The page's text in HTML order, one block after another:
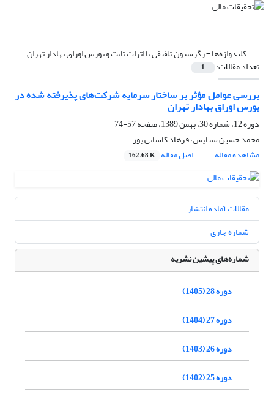
کلیدواژه‌ها =رگرسیون تلفیقی با اثرات ثابت و بورس اوراق بهادار تهران
تعداد مقالات: 1
بررسی عوامل مؤثر بر ساختار سرمایه شرکت‌های پذیرفته شده در
بورس اوراق بهادار تهران
دوره 12، شماره 30، بهمن 1389، صفحه
57-74
محمد حسین ستایش، فرهاد کاشانی پور
مشاهده مقاله
اصل مقاله 162.68 K
مقالات آماده انتشار
شماره جاری
شماره‌های پیشین نشریه
دوره 28 (1405)
دوره 27 (1404)
دوره 26 (1403)
دوره 25 (1402)